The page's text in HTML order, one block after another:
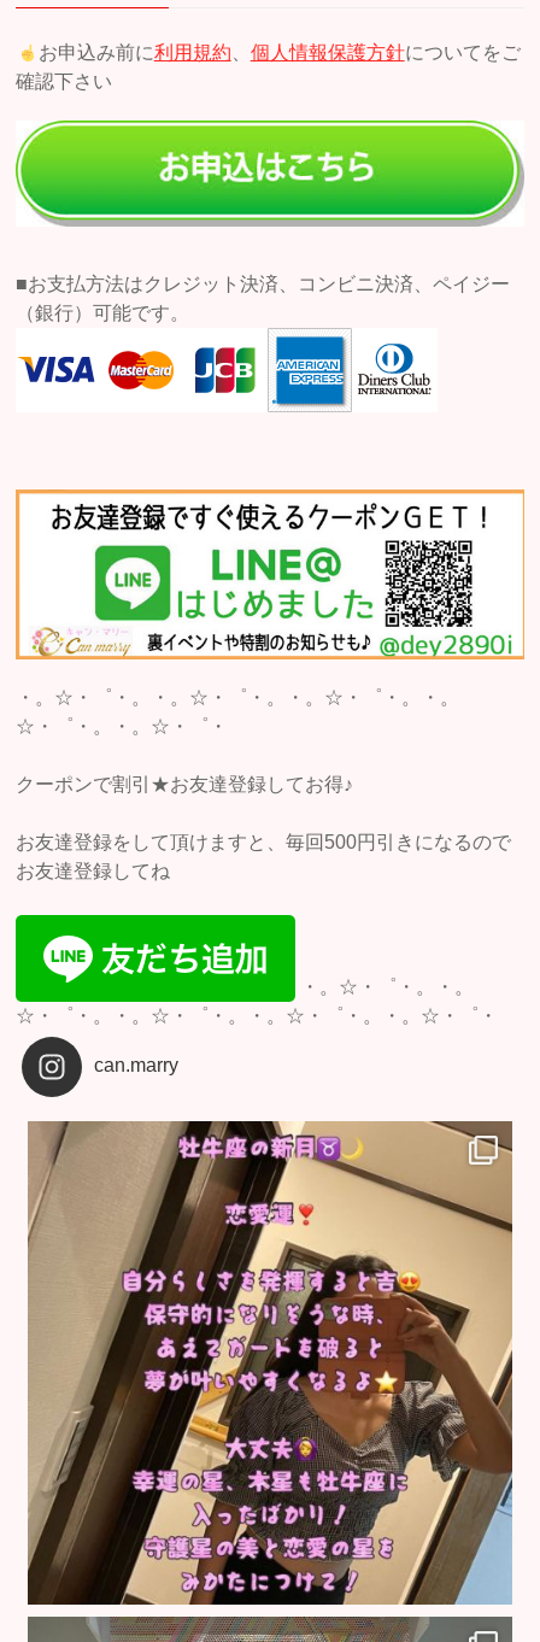
お申込み前に利用規約 個人情報保護方針についてをご
確認下さい
■お支払方法はクレジット決済、コンビニ決済、ペイジー
（銀行）可能です。
・。☆・゜・。・。☆・゜・。・。☆・゜・。・。
☆・゜・。・。☆・゜・
クーポンで割引★お友達登録してお得♪
お友達登録をして頂けますと、毎回500円引きになるので
お友達登録してね
・。☆・゜・。・。
☆・゜・。・。☆・゜・。・。☆・゜・。・。☆・゜・
can.marry